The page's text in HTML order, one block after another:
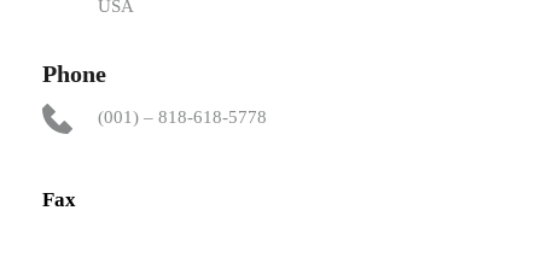
USA
Phone
(001) – 818-618-5778
Fax